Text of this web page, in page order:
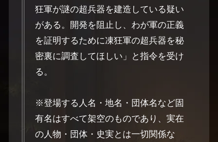
狂軍が謎の超兵器を建造している疑い
がある。開発を阻止し、わが軍の正義
を証明するために凍狂軍の超兵器を秘
密裏に調査してほしい」と指令を受け
る。
※登場する人名・地名・団体名など固
有名はすべて架空のものであり、実在
の人物・団体・史実とは一切関係な